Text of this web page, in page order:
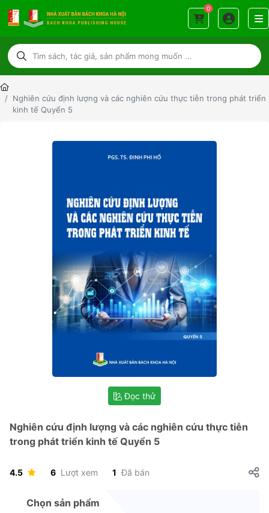
0
Nghiên cứu định lượng và các nghiên cứu thực tiễn trong phát triển
kinh tế Quyển 5
Đọc thử
Nghiên cứu định lượng và các nghiên cứu thực tiễn
trong phát triển kinh tế Quyển 5
4.5 6 Lượt xem 1 Đã bán
Chọn sản phẩm